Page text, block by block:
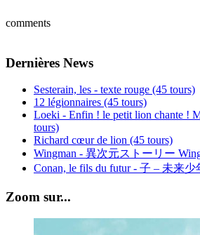
comments
Dernières News
Sesterain, les - texte rouge (45 tours)
12 légionnaires (45 tours)
Loeki - Enfin ! le petit lion chante !
tours)
Richard cœur de lion (45 tours)
Wingman - 異次元ストーリー
Conan, le fils du futur - 子 – 未来
Zoom sur...